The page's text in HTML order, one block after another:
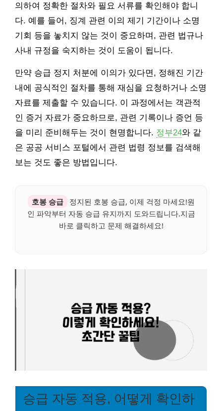
의하여 정확한 절차와 필요 서류를 확인해야 합니
다. 예를 들어, 징계 관련 이의 제기 기간이나 소명
기회 등을 놓치지 않는 것이 중요하며, 관련 법규나
사내 규정을 숙지하는 것이 도움이 됩니다.
만약 승급 정지 처분에 이의가 있다면, 정해진 기간
내에 공식적인 절차를 통해 재심을 요청하거나 소명
자료를 제출할 수 있습니다. 이 과정에서는 객관적
인 증거 자료가 중요하므로, 관련 기록이나 증언 등
을 미리 준비해두는 것이 현명합니다. 정부24와 같
은 공공 서비스 포털에서 관련 법령 정보를 검색해
보는 것도 좋은 방법입니다.
호봉 승급
정지된 호봉 승급, 이제 걱정 마세요!원
인 파악부터 자동 승급 유지까지 도와드립니다.지금
바로 클릭하고 문제 해결하세요!
승급 자동 적용, 어떻게 확인하